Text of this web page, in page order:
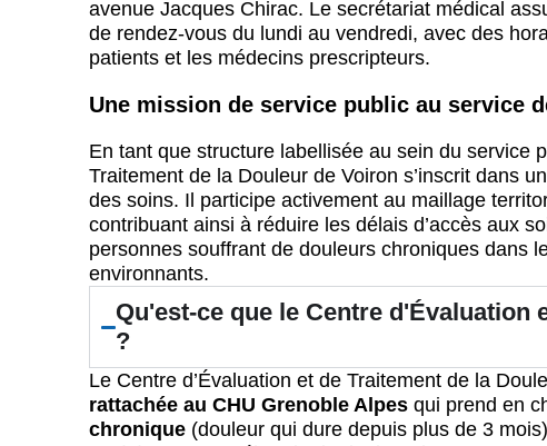
avenue Jacques Chirac. Le secrétariat médical
de rendez-vous du lundi au vendredi, avec des
patients et les médecins prescripteurs.
Une mission de service public au service
En tant que structure labellisée au sein du service
Traitement de la Douleur de Voiron s’inscrit dans
des soins. Il participe activement au maillage
contribuant ainsi à réduire les délais d’accès aux
personnes souffrant de douleurs chroniques dans
environnants.
Qu'est-ce que le Centre d'Évaluation
?
Le Centre d’Évaluation et de Traitement de la
rattachée au CHU Grenoble Alpes qui prend en
chronique (douleur qui dure depuis plus de 3